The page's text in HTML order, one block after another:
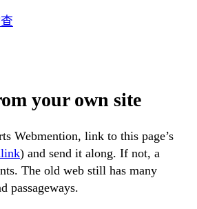
your own site
Webmention, link to this page’s
) and send it along. If not, a
The old web still has many
passageways.